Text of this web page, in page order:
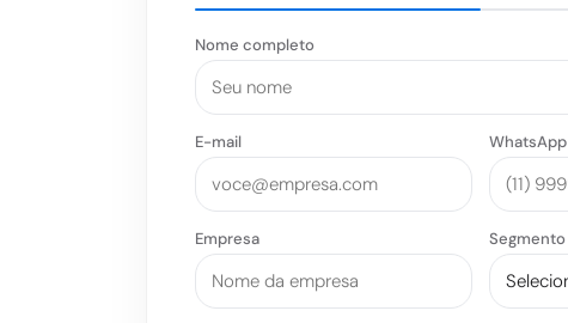
Nome completo
E-mail WhatsApp
Empresa Segmento